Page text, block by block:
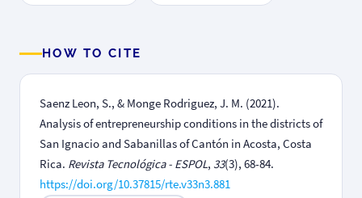
HOW TO CITE
Saenz Leon, S., & Monge Rodriguez, J. M. (2021).
Analysis of entrepreneurship conditions in the districts of
San Ignacio and Sabanillas of Cantón in Acosta, Costa
Rica. Revista Tecnológica - ESPOL, 33(3), 68-84.
https://doi.org/10.37815/rte.v33n3.881